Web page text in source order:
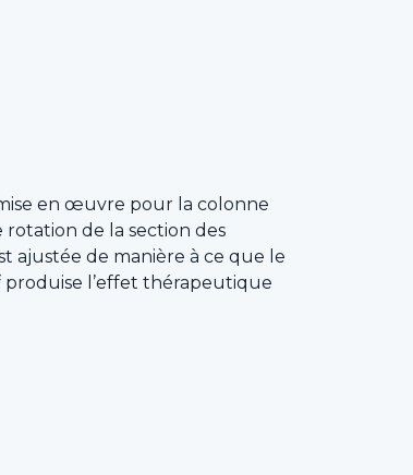
en œuvre pour la colonne
rotation de la section des
ajustée de manière à ce que le
l’effet thérapeutique